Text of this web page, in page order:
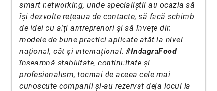
smart networking, unde specialiștii au ocazia să
își dezvolte rețeaua de contacte, să facă schimb
de idei cu alți antreprenori și să învețe din
modele de bune practici aplicate atât la nivel
național, cât și internațional. #IndagraFood
înseamnă stabilitate, continuitate și
profesionalism, tocmai de aceea cele mai
cunoscute companii și-au rezervat deja locul la